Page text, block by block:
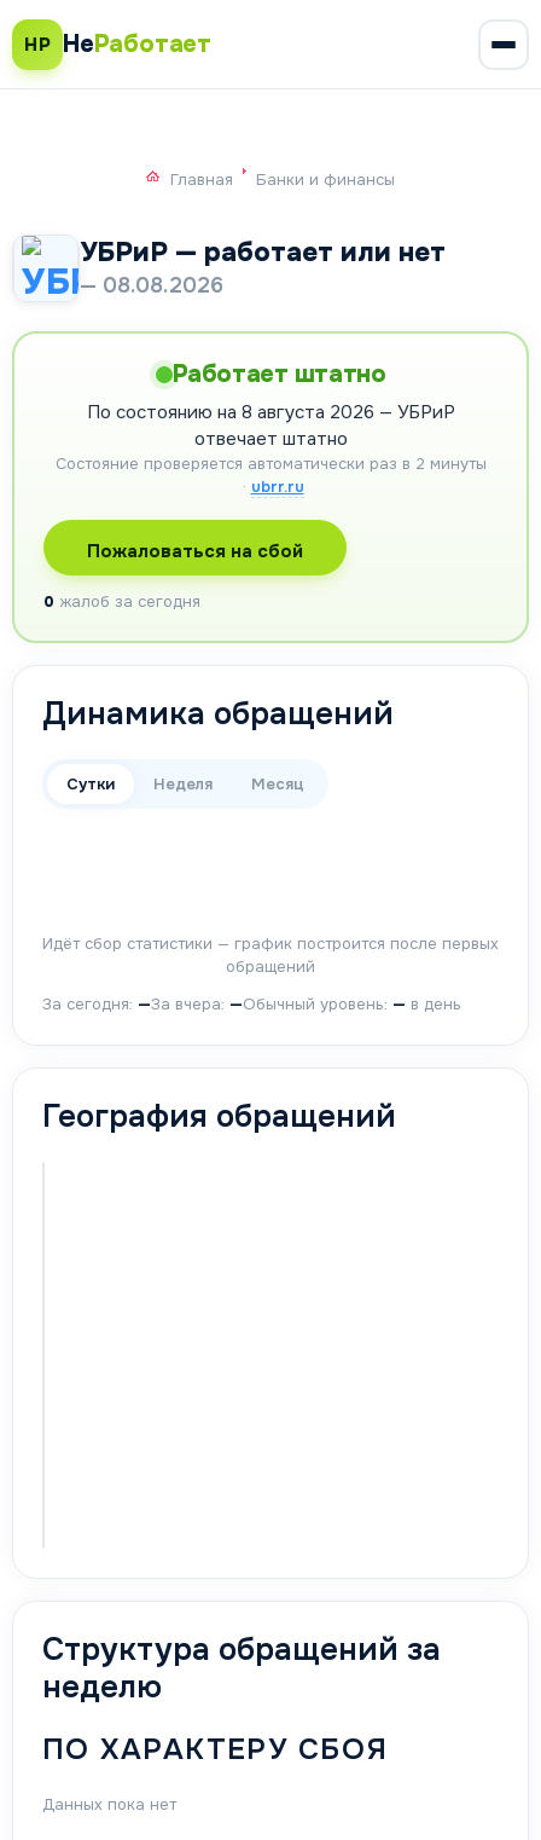
НР НеРаботает
Главная Банки и финансы
УБРиР — работает или нет
— 08.08.2026
Работает штатно
По состоянию на 8 августа 2026 — УБРиР
отвечает штатно
Состояние проверяется автоматически раз в 2 минуты
· ubrr.ru
Пожаловаться на сбой
0 жалоб за сегодня
Динамика обращений
Сутки Неделя Месяц
Идёт сбор статистики — график построится после первых
обращений
За сегодня: —За вчера: —Обычный уровень: — в день
География обращений
Структура обращений за
неделю
ПО ХАРАКТЕРУ СБОЯ
Данных пока нет